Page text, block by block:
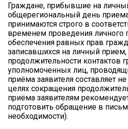
Граждане, прибывшие на
общерегиональный день
принимаются строго в
временем проведения личного
обеспечения равных прав
записавшихся на личный
продолжительности контактов
уполномоченных лиц,
приёма заявителя составляет
целях сокращения
приёма заявителям
подготовить обращение в
необходимости).